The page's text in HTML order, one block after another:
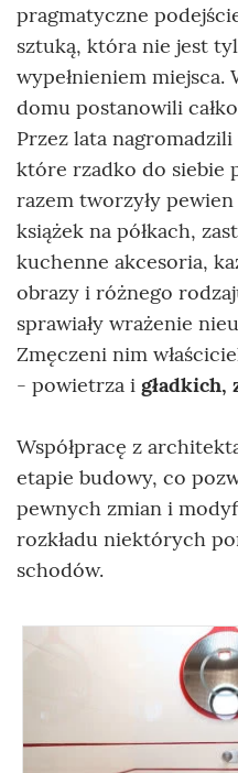
pragmatyczne
sztuką, która nie jest
wypełnieniem miejsca.
domu postanowili
Przez lata
które rzadko do siebie
razem tworzyły
książek na półkach,
kuchenne akcesoria,
obrazy i różnego
sprawiały wrażenie
Zmęczeni nim
- powietrza i gładkich,
Współpracę z
etapie budowy, co
pewnych zmian i
rozkładu niektórych
schodów.